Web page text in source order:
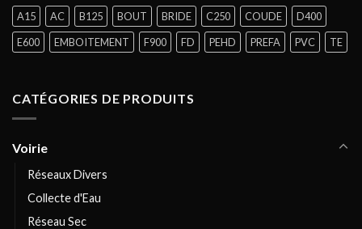
A15 AC B125 BOUT BRIDE C250 COUDE
D400
E600
EMBOITEMENT F900 FD PEHD PREFA PVC TE
CATÉGORIES DE PRODUITS
Voirie
Réseaux Divers
Collecte d'Eau
Réseau Sec